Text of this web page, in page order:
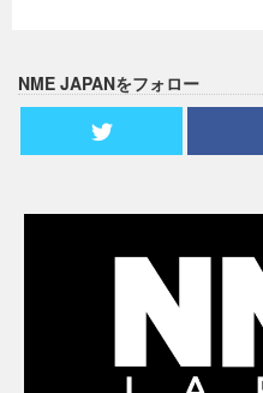
NME JAPANをフォロー